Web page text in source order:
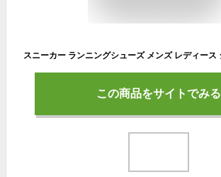
この商品をサイトでみる